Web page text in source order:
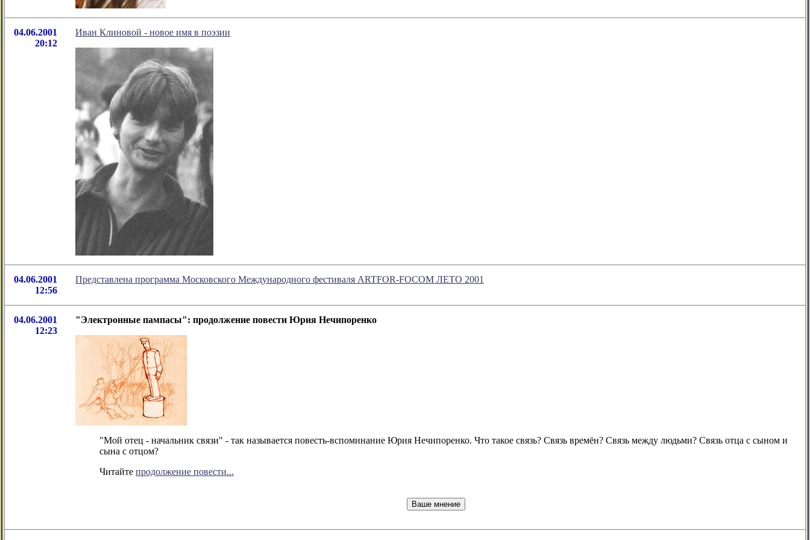
04.06.2001
20:12
Иван Клиновой - новое имя в поэзии
04.06.2001
12:56
Представлена программа Московского Международного фестиваля ARTFOR-FOCOM ЛЕТО 2001
04.06.2001
12:23
"Электронные пампасы": продолжение повести Юрия Нечипоренко
"Мой отец - начальник связи" - так называется повесть-вспоминание Юрия Нечипоренко. Что такое связь? Связь времён? Связь между людьми? Связь отца с сыном и
сына с отцом?
Читайте продолжение повести...